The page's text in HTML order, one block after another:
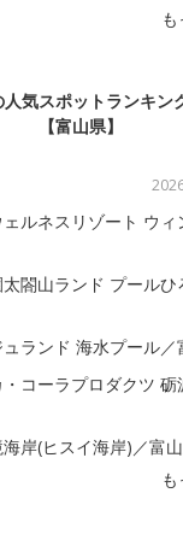
人気スポットランキン
【富山県】
ルネスリゾート ウィ
閤山ランド プールひ
ュランド 海水プール／
コーラプロダクツ 砺
岸(ヒスイ海岸)／富